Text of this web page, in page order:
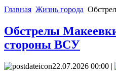
Главная Жизнь города
Обстрелы
стороны ВСУ
22.07.2026 00:00 |